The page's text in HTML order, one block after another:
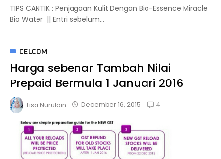
TIPS CANTIK : Penjagaan Kulit Dengan Bio-Essence Miracle
Bio Water || Entri sebelum...
CELCOM
Harga sebenar Tambah Nilai
Prepaid Bermula 1 Januari 2016
Lisa Nurulain December 16, 2015 4